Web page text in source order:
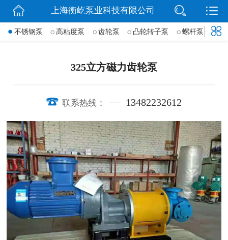
网站首页
产品展示
上海衡屹泵业科技有限公司
不锈钢泵 高粘度泵 齿轮泵 凸轮转子泵 螺杆泵 导
325立方磁力齿轮泵
联系热线： 13482232612